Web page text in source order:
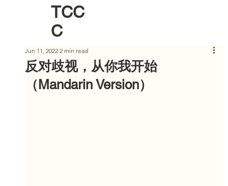
TCC
C
反对歧视，从你我开始
（Mandarin Version）
Jun 11, 2022 2 min read